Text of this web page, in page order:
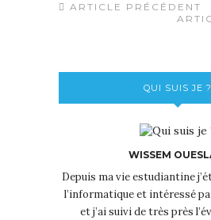
ARTICLE PRÉCÉDENT
QUI SUIS JE ?
WISSEM
Depuis ma vie estudiantine
l’informatique et intéressé
et j’ai suivi de très près